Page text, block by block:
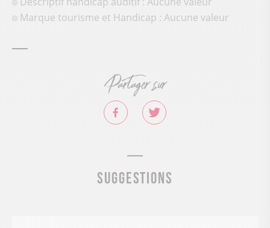
Marque tourisme et Handicap : Aucune valeur
Partager sur
Suggestions